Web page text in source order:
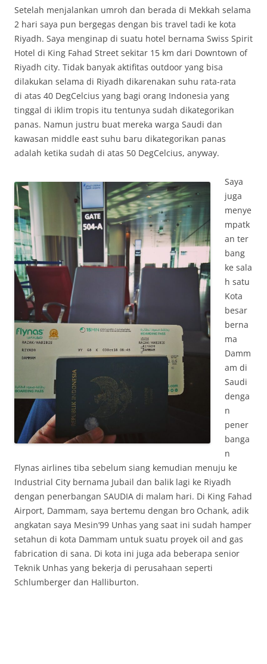
Setelah menjalankan umroh dan berada di Mekkah selama
2 hari saya pun bergegas dengan bis travel tadi ke kota
Riyadh. Saya menginap di suatu hotel bernama Swiss Spirit
Hotel di King Fahad Street sekitar 15 km dari Downtown of
Riyadh city. Tidak banyak aktifitas outdoor yang bisa
dilakukan selama di Riyadh dikarenakan suhu rata-rata
di atas 40 DegCelcius yang bagi orang Indonesia yang
tinggal di iklim tropis itu tentunya sudah dikategorikan
panas. Namun justru buat mereka warga Saudi dan
kawasan middle east suhu baru dikategorikan panas
adalah ketika sudah di atas 50 DegCelcius, anyway.
Saya
juga
menye
mpatk
an ter
bang
ke sala
h satu
Kota
besar
berna
ma
Damm
am di
Saudi
denga
n
pener
banga
n
Flynas airlines tiba sebelum siang kemudian menuju ke
Industrial City bernama Jubail dan balik lagi ke Riyadh
dengan penerbangan SAUDIA di malam hari. Di King Fahad
Airport, Dammam, saya bertemu dengan bro Ochank, adik
angkatan saya Mesin’99 Unhas yang saat ini sudah hamper
setahun di kota Dammam untuk suatu proyek oil and gas
fabrication di sana. Di kota ini juga ada beberapa senior
Teknik Unhas yang bekerja di perusahaan seperti
Schlumberger dan Halliburton.